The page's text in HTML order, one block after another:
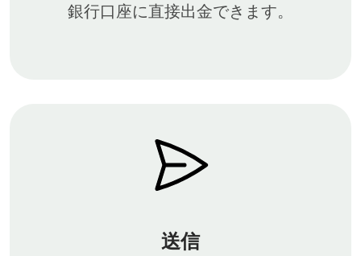
銀行口座に直接出金できます。
送信